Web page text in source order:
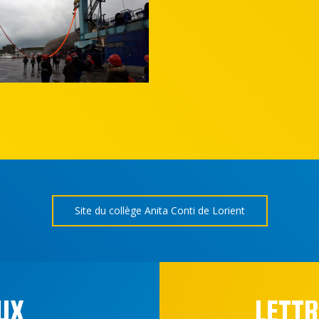
Site du collège Anita Conti de Lorient